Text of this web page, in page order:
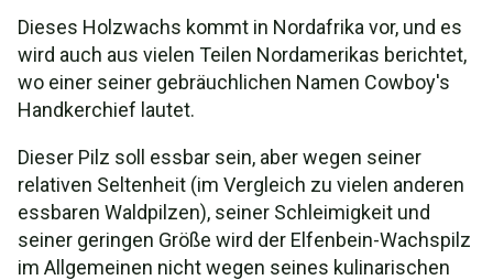
Dieses Holzwachs kommt in Nordafrika vor, und es
wird auch aus vielen Teilen Nordamerikas berichtet,
wo einer seiner gebräuchlichen Namen Cowboy's
Handkerchief lautet.
Dieser Pilz soll essbar sein, aber wegen seiner
relativen Seltenheit (im Vergleich zu vielen anderen
essbaren Waldpilzen), seiner Schleimigkeit und
seiner geringen Größe wird der Elfenbein-Wachspilz
im Allgemeinen nicht wegen seines kulinarischen